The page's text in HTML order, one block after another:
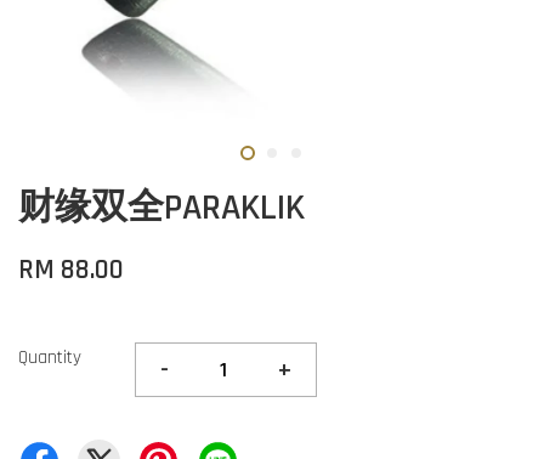
财缘双全PARAKLIK
RM 88.00
Quantity - +